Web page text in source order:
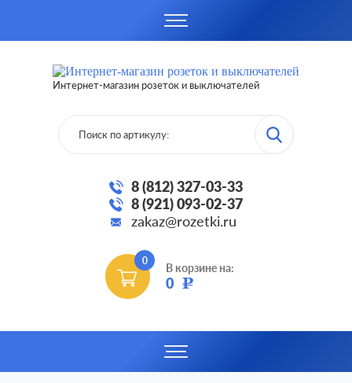
Интернет-магазин розеток и выключателей
8 (812) 327-03-33
8 (921) 093-02-37
zakaz@rozetki.ru
0
В корзине на:
0 Р